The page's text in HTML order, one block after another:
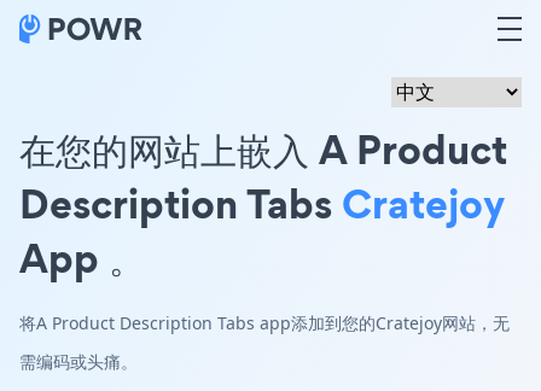
在您的网站上嵌入 A Product
Description TabsCratejoy
App 。
将A Product Description Tabs app添加到您的Cratejoy网站，无
需编码或头痛。